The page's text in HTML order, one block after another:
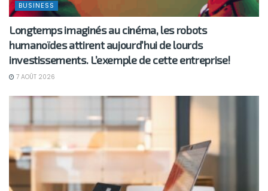
BUSINESS
Longtemps imaginés au cinéma, les robots
humanoïdes attirent aujourd’hui de lourds
investissements. L’exemple de cette entreprise!
7 AOÛT 2026